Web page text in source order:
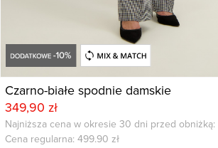
Czarno-białe spodnie damskie
349,90 zł
Najniższa cena w okresie 30 dni przed obniżką:
Cena regularna: 499.90 zł